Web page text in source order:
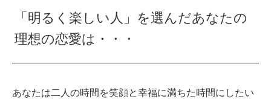
「明るく楽しい人」を選んだあなたの
理想の恋愛は・・・
あなたは二人の時間を笑顔と幸福に満ちた時間にしたい